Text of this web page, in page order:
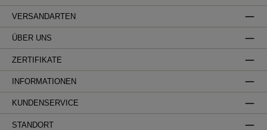
VERSANDARTEN
ÜBER UNS
ZERTIFIKATE
INFORMATIONEN
KUNDENSERVICE
STANDORT